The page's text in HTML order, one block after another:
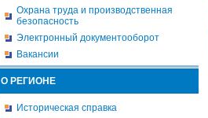
Охрана труда и производственная
безопасность
Электронный документооборот
Вакансии
О РЕГИОНЕ
Историческая справка